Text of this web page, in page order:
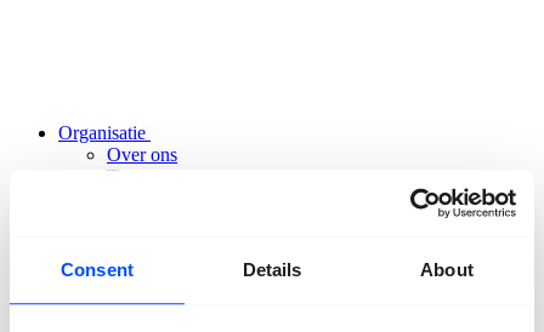
Consent Details About
Organisatie
Over ons
Team
ANBI
Pers